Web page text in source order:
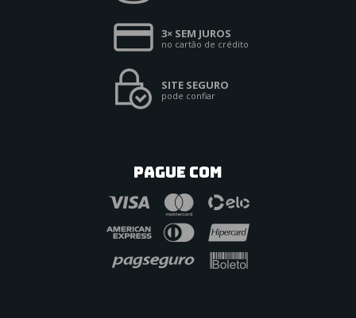
3× SEM JUROS
no cartão de crédito
SITE SEGURO
pode confiar
PAGUE COM